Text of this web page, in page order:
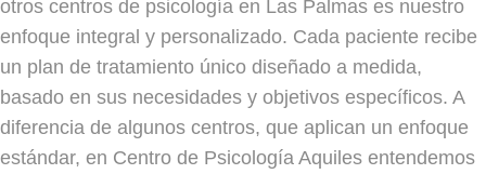
otros centros de psicología en Las Palmas es nuestro
enfoque integral y personalizado. Cada paciente recibe
un plan de tratamiento único diseñado a medida,
basado en sus necesidades y objetivos específicos. A
diferencia de algunos centros, que aplican un enfoque
estándar, en Centro de Psicología Aquiles entendemos